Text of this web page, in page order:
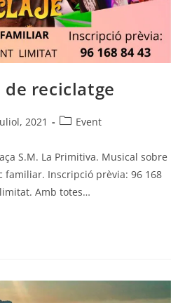
reciclatge
2021 Event
S.M. La Primitiva. Musical sobre
Inscripció prèvia: 96 168
Amb totes…